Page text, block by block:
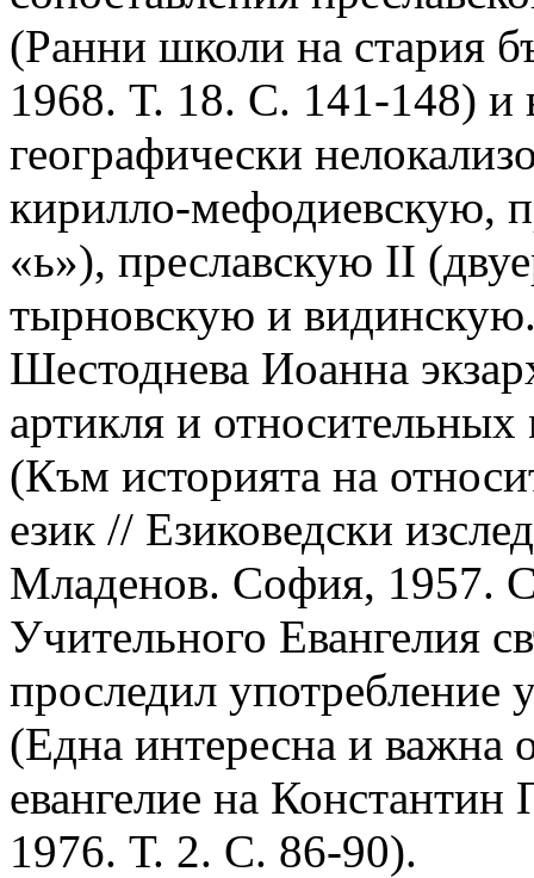
(Ранни школи на стария
1968. Т. 18. С. 141-148) и
географически
кирилло-мефодиевскую,
«ь»), преславскую II
тырновскую и видинскую.
Шестоднева Иоанна
артикля и
(Към историята на
език // Езиковедски
Младенов. София, 1957.
Учительного Евангелия
проследил употребление
(Една интересна и важна
евангелие на
1976. Т. 2. С. 86-90).